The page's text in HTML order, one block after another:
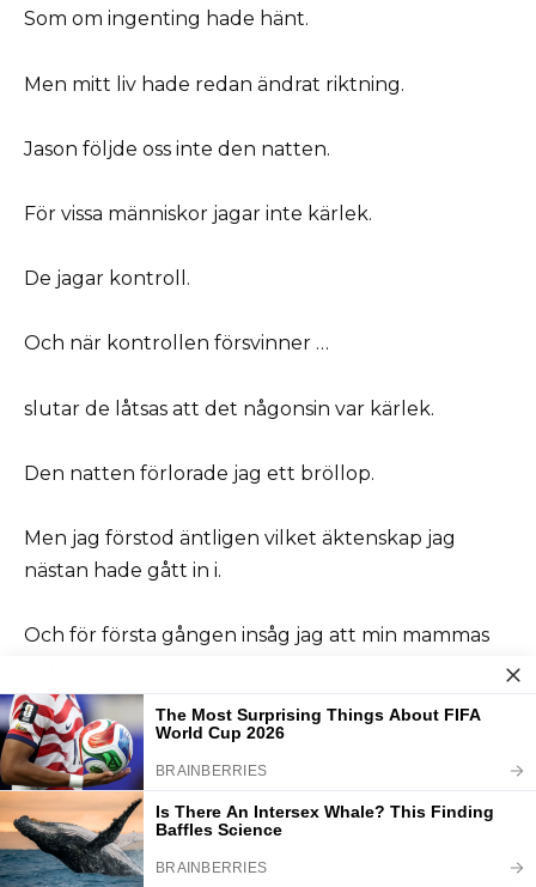
Som om ingenting hade hänt.
Men mitt liv hade redan ändrat riktning.
Jason följde oss inte den natten.
För vissa människor jagar inte kärlek.
De jagar kontroll.
Och när kontrollen försvinner …
slutar de låtsas att det någonsin var kärlek.
Den natten förlorade jag ett bröllop.
Men jag förstod äntligen vilket äktenskap jag
nästan hade gått in i.
Och för första gången insåg jag att min mammas
Det var erfarenhet.
Och erfarenhet ljuger inte – till skillnad från
kärlek.